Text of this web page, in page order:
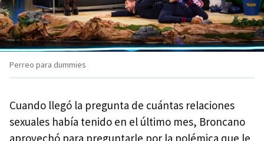
Perreo para dummies
Cuando llegó la pregunta de cuántas relaciones
sexuales había tenido en el último mes, Broncano
aprovechó para preguntarle por la polémica que le